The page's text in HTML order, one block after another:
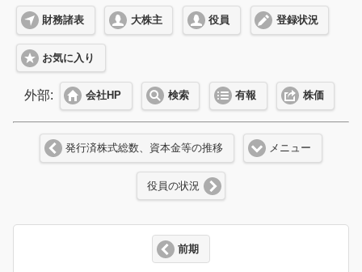
財務諸表 大株主 役員 登録状況
お気に入り
外部: 会社HP 検索 有報 株価
発行済株式総数、資本金等の推移 メニュー
役員の状況
前期